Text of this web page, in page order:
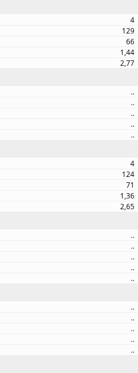
4
129
66
1,44
2,77
..
..
..
..
..
4
124
71
1,36
2,65
..
..
..
..
..
..
..
..
..
..